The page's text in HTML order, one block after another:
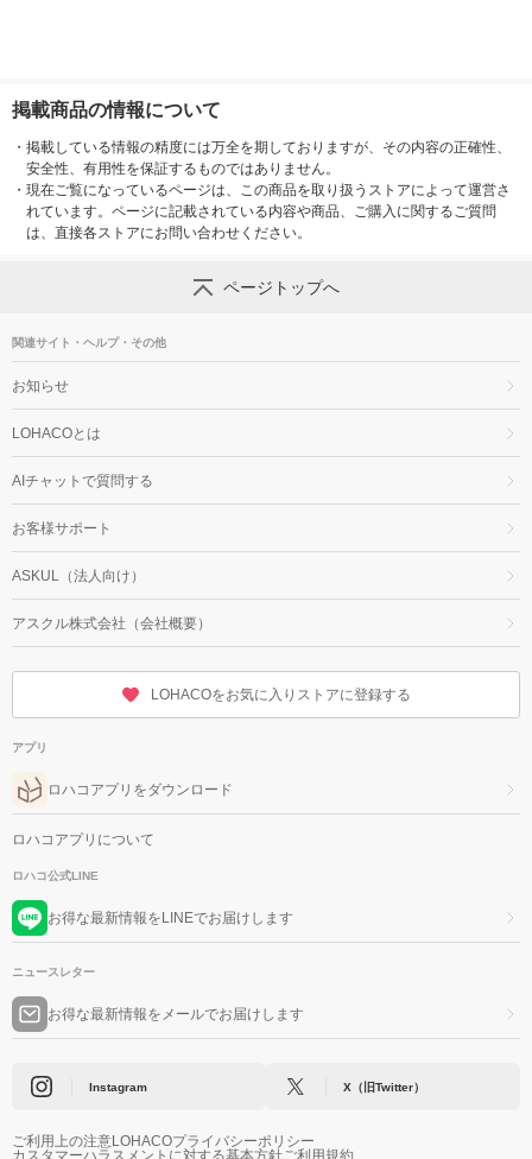
掲載商品の情報について
・ 掲載している情報の精度には万全を期しておりますが、その内容の正確性、
安全性、有用性を保証するものではありません。
・ 現在ご覧になっているページは、この商品を取り扱うストアによって運営さ
れています。ページに記載されている内容や商品、ご購入に関するご質問
は、直接各ストアにお問い合わせください。
ページトップへ
関連サイト・ヘルプ・その他
お知らせ
LOHACOとは
AIチャットで質問する
お客様サポート
ASKUL（法人向け）
アスクル株式会社（会社概要）
LOHACOをお気に入りストアに登録する
アプリ
ロハコアプリをダウンロード
ロハコアプリについて
ロハコ公式LINE
お得な最新情報をLINEでお届けします
ニュースレター
お得な最新情報をメールでお届けします
Instagram X（旧Twitter）
ご利用上の注意LOHACOプライバシーポリシー